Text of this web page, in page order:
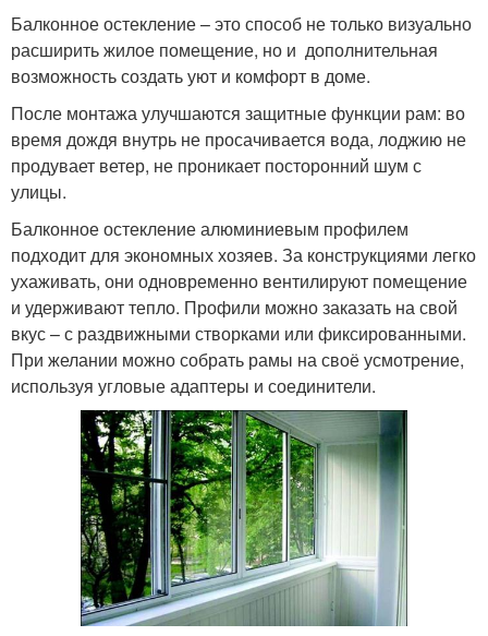
Балконное остекление – это способ не только визуально
расширить жилое помещение, но и дополнительная
возможность создать уют и комфорт в доме.
После монтажа улучшаются защитные функции рам: во
время дождя внутрь не просачивается вода, лоджию не
продувает ветер, не проникает посторонний шум с
улицы.
Балконное остекление алюминиевым профилем
подходит для экономных хозяев. За конструкциями легко
ухаживать, они одновременно вентилируют помещение
и удерживают тепло. Профили можно заказать на свой
вкус – с раздвижными створками или фиксированными.
При желании можно собрать рамы на своё усмотрение,
используя угловые адаптеры и соединители.